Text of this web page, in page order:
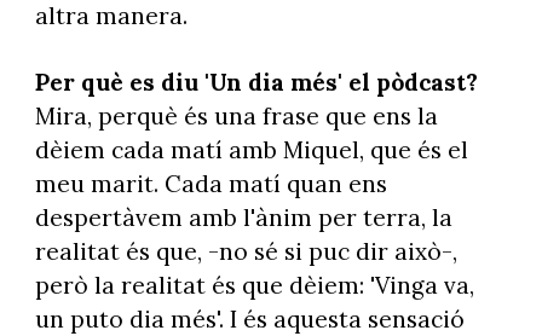
altra manera.
Per què es diu 'Un dia més' el pòdcast?
Mira, perquè és una frase que ens la
dèiem cada matí amb Miquel, que és el
meu marit. Cada matí quan ens
despertàvem amb l'ànim per terra, la
realitat és que, -no sé si puc dir això-,
però la realitat és que dèiem: 'Vinga va,
un puto dia més'. I és aquesta sensació